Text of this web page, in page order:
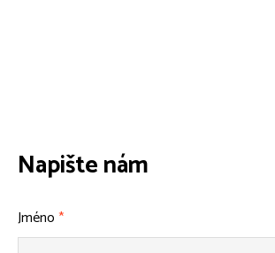
Napište nám
Jméno*